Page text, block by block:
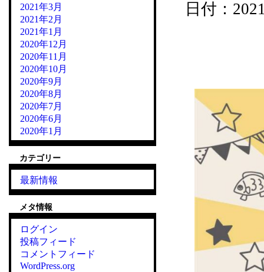
日付：
2021年3月
2021年2月
2021年1月
2020年12月
2020年11月
2020年10月
2020年9月
2020年8月
2020年7月
2020年6月
2020年1月
カテゴリー
最新情報
メタ情報
ログイン
投稿フィード
コメントフィード
WordPress.org